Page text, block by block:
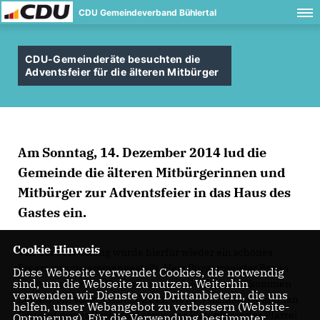
CDU Gemeindeverband Bühlertal
CDU-Gemeinderäte besuchten die
Adventsfeier für die älteren Mitbürger
Am Sonntag, 14. Dezember 2014 lud die
Gemeinde die älteren Mitbürgerinnen und
Mitbürger zur Adventsfeier in das Haus des
Gastes ein.
Von der Verwaltung wurde hierfür wieder ein schönes
Programm zusammengestellt. Herr Bürgermeister Braun
konnte zahlreiche Seniorinnen und Senioren willkommen
heißen. Mit vorweihnachtlichen Weisen stimmten Christian
Frey auf seiner Drehorgel sowie der Flötenkreis der Pfarrei
Cookie Hinweis
Diese Webseite verwendet Cookies, die notwendig
sind, um die Webseite zu nutzen. Weiterhin
verwenden wir Dienste von Drittanbietern, die uns
helfen, unser Webangebot zu verbessern (Website-